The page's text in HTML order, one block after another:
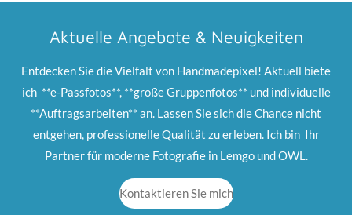
Aktuelle Angebote & Neuigkeiten
Entdecken Sie die Vielfalt von Handmadepixel! Aktuell biete
ich **e-Passfotos**, **große Gruppenfotos** und individuelle
**Auftragsarbeiten** an. Lassen Sie sich die Chance nicht
entgehen, professionelle Qualität zu erleben. Ich bin Ihr
Partner für moderne Fotografie in Lemgo und OWL.
Kontaktieren Sie mich